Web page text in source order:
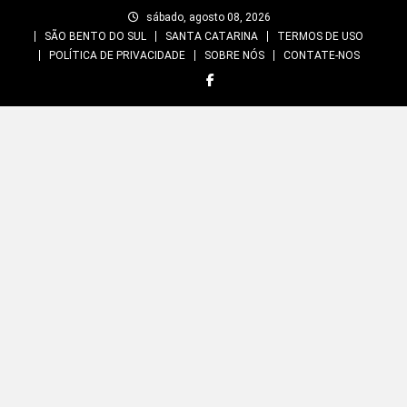
sábado, agosto 08, 2026
SÃO BENTO DO SUL
SANTA CATARINA
TERMOS DE USO
POLÍTICA DE PRIVACIDADE
SOBRE NÓS CONTATE-NOS